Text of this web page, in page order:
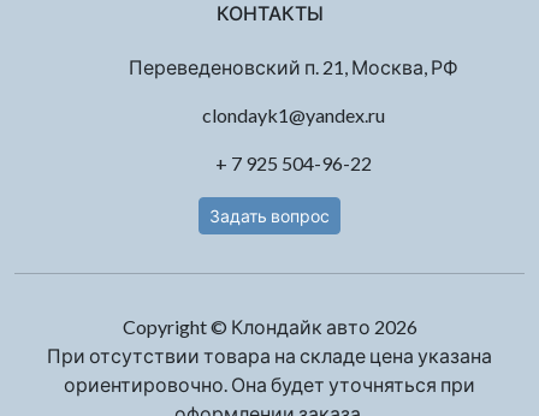
КОНТАКТЫ
Переведеновский п. 21, Москва, РФ
clondayk1@yandex.ru
+ 7 925 504-96-22
Задать вопрос
Copyright © Клондайк авто 2026
При отсутствии товара на складе цена указана
ориентировочно. Она будет уточняться при